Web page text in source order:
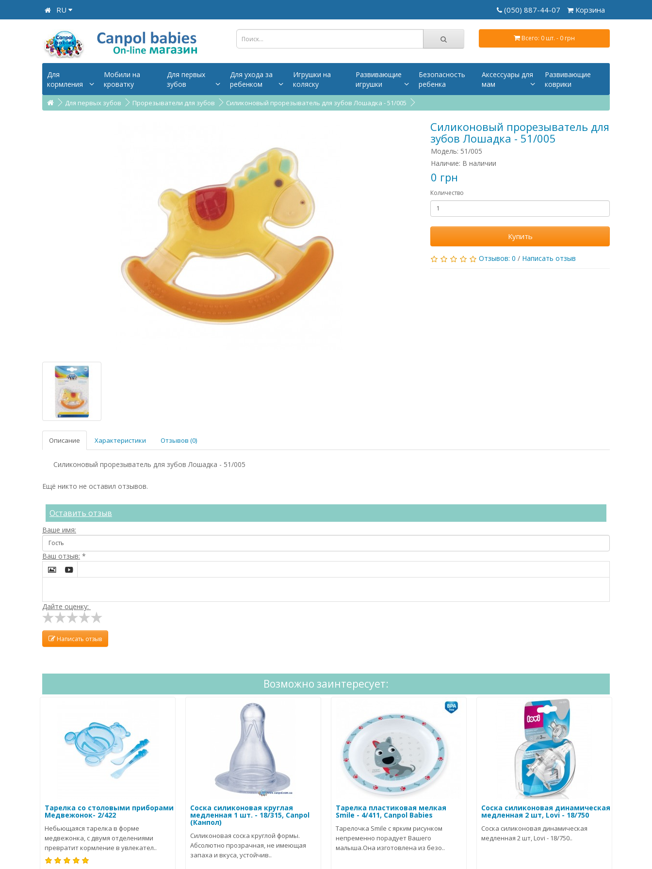
RU Корзина
(050) 887-44-07
Всего: 0 шт. - 0 грн
Для
кормления
Мобили на
кроватку
Для первых
зубов
Для ухода за
ребенком
Игрушки на
коляску
Развивающие
игрушки
Безопасность
ребенка
Аксессуары для
мам
Развивающие
коврики
Для первых зубов Прорезыватели для зубов Силиконовый прорезыватель для зубов Лошадка - 51/005
Силиконовый прорезыватель для
зубов Лошадка - 51/005
Модель: 51/005
Наличие: В наличии
0 грн
Количество
Купить
Отзывов: 0 / Написать отзыв
Описание Характеристики Отзывов (0)
Силиконовый прорезыватель для зубов Лошадка - 51/005
Ещё никто не оставил отзывов.
Оставить отзыв
Ваше имя:
Ваш отзыв: *
 
Дайте оценку:
Написать отзыв
Возможно заинтересует:
Тарелка со столовыми приборами
Медвежонок- 2/422
Небьющаяся тарелка в форме
медвежонка, с двумя отделениями
превратит кормление в увлекател..
Соска силиконовая круглая
медленная 1 шт. - 18/315, Canpol
(Канпол)
Силиконовая соска круглой формы.
Абсолютно прозрачная, не имеющая
запаха и вкуса, устойчив..
Тарелка пластиковая мелкая
Smile - 4/411, Canpol Babies
Тарелочка Smile с ярким рисунком
непременно порадует Вашего
малыша.Она изготовлена из безо..
Соска силиконовая динамическая
медленная 2 шт, Lovi - 18/750
Соска силиконовая динамическая
медленная 2 шт, Lovi - 18/750..